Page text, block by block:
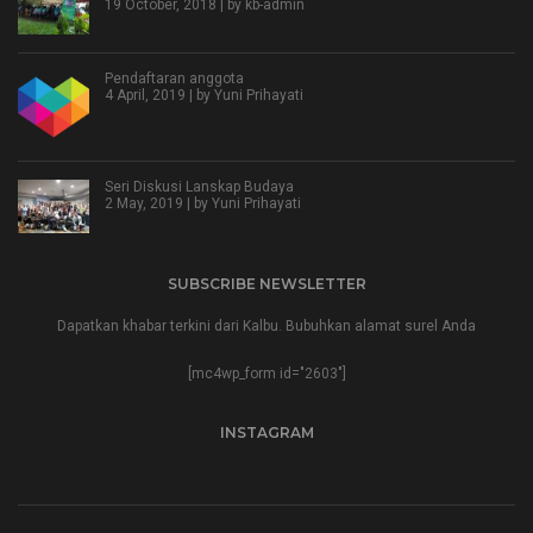
19 October, 2018 | by kb-admin
Pendaftaran anggota
4 April, 2019 | by Yuni Prihayati
Seri Diskusi Lanskap Budaya
2 May, 2019 | by Yuni Prihayati
SUBSCRIBE NEWSLETTER
Dapatkan khabar terkini dari Kalbu. Bubuhkan alamat surel Anda
[mc4wp_form id="2603"]
INSTAGRAM